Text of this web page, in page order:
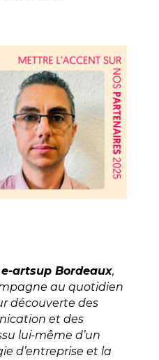
e-artsup Bordeaux,
au quotidien
découverte des
et des
lui-même d’un
d’entreprise et la